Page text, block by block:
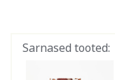
Sarnased tooted: